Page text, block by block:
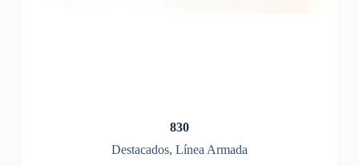
830
Destacados, Línea Armada